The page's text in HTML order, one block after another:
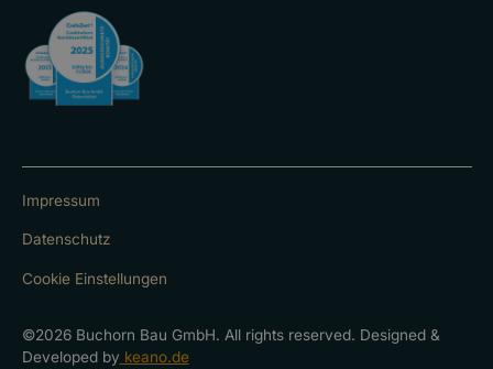
©2026 Buchorn Bau GmbH. All rights reserved. Designed &
Developed by keano.de
Impressum
Datenschutz
Cookie Einstellungen